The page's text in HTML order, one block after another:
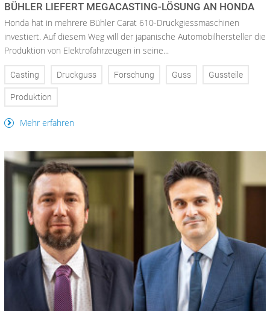
BÜHLER LIEFERT MEGACASTING-LÖSUNG AN HONDA
Honda hat in mehrere Bühler Carat 610-Druckgiessmaschinen
investiert. Auf diesem Weg will der japanische Automobilhersteller die
Produktion von Elektrofahrzeugen in seine...
Casting Druckguss Forschung Guss Gussteile
Produktion
Mehr erfahren